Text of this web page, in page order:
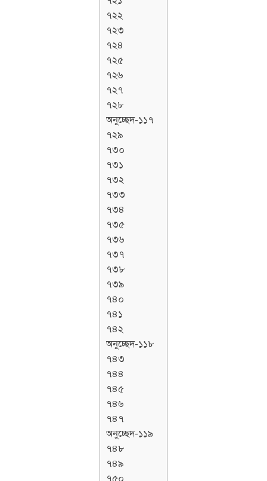
৭২২
৭২৩
৭২৪
৭২৫
৭২৬
৭২৭
৭২৮
অনুচ্ছেদ-১১৭
৭২৯
৭৩০
৭৩১
৭৩২
৭৩৩
৭৩৪
৭৩৫
৭৩৬
৭৩৭
৭৩৮
৭৩৯
৭৪০
৭৪১
৭৪২
অনুচ্ছেদ-১১৮
৭৪৩
৭৪৪
৭৪৫
৭৪৬
৭৪৭
অনুচ্ছেদ-১১৯
৭৪৮
৭৪৯
৭৫০